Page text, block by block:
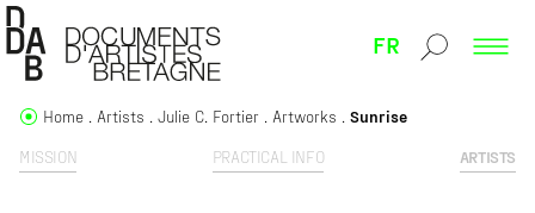
FR
MISSION PRACTICAL INFO ARTISTS
Home Artists Julie C. Fortier Artworks Sunrise